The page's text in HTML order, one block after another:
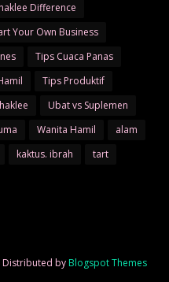
Difference
Your Own Business
Tips Cuaca Panas
Tips Produktif
Ubat vs Suplemen
Wanita Hamil
alam
kaktus. ibrah
tart
by Blogspot Themes